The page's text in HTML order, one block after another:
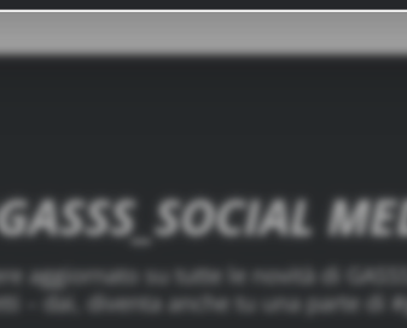
nicht ausgeschlossen werden.
aggiornato su tutte le novità di
– dai, diventa anche tu una parte di